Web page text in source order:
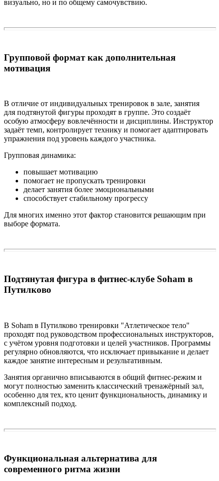
визуально, но и по общему самочувствию.
Групповой формат как дополнительная
мотивация
В отличие от индивидуальных тренировок в зале, занятия
для подтянутой фигуры проходят в группе. Это создаёт
особую атмосферу вовлечённости и дисциплины. Инструктор
задаёт темп, контролирует технику и помогает адаптировать
упражнения под уровень каждого участника.
Групповая динамика:
повышает мотивацию
помогает не пропускать тренировки
делает занятия более эмоциональными
способствует стабильному прогрессу
Для многих именно этот фактор становится решающим при
выборе формата.
Подтянутая фигура в фитнес-клубе Soham в
Путилково
В Soham в Путилково тренировки "Атлетическое тело"
проходят под руководством профессиональных инструкторов,
с учётом уровня подготовки и целей участников. Программы
регулярно обновляются, что исключает привыкание и делает
каждое занятие интересным и результативным.
Занятия органично вписываются в общий фитнес-режим и
могут полностью заменить классический тренажёрный зал,
особенно для тех, кто ценит функциональность, динамику и
комплексный подход.
Функциональная альтернатива для
современного ритма жизни